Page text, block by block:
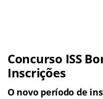
Concurso ISS
Inscrições
O novo período de